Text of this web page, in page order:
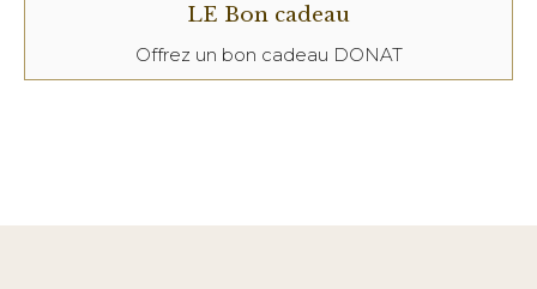
LE Bon cadeau
Offrez un bon cadeau DONAT